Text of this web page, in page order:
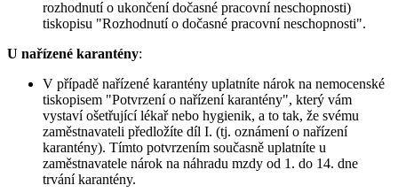
rozhodnutí o ukončení dočasné pracovní neschopnosti)
tiskopisu "Rozhodnutí o dočasné pracovní neschopnosti".
U nařízené karantény:
V případě nařízené karantény uplatníte nárok na nemocenské
tiskopisem "Potvrzení o nařízení karantény", který vám
vystaví ošetřující lékař nebo hygienik, a to tak, že svému
zaměstnavateli předložíte díl I. (tj. oznámení o nařízení
karantény). Tímto potvrzením současně uplatníte u
zaměstnavatele nárok na náhradu mzdy od 1. do 14. dne
trvání karantény.